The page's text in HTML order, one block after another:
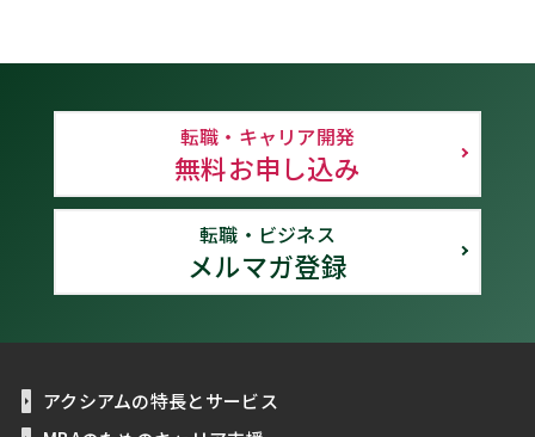
転職・キャリア開発
無料お申し込み
転職・ビジネス
メルマガ登録
アクシアムの特長とサービス